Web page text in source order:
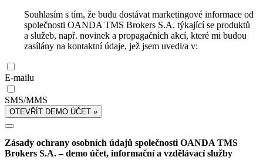
Souhlasím s tím, že budu dostávat marketingové informace od
společnosti OANDA TMS Brokers S.A. týkající se produktů
a služeb, např. novinek a propagačních akcí, které mi budou
zasílány na kontaktní údaje, jež jsem uvedl/a v:
E-mailu
SMS/MMS
OTEVŘÍT DEMO ÚČET »
Zásady ochrany osobních údajů společnosti OANDA TMS
Brokers S.A. – demo účet, informační a vzdělávací služby